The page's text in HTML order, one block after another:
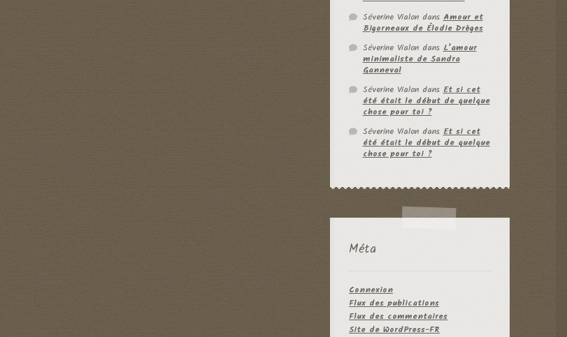
Séverine VialondansAmour et
Bigorneaux de Élodie Drèges
Séverine VialondansL’amour
minimaliste de Sandra
Ganneval
Séverine VialondansEt si cet
été était le début de quelque
chose pour toi ?
Séverine VialondansEt si cet
été était le début de quelque
chose pour toi ?
Méta
Connexion
Flux des publications
Flux des commentaires
Site de WordPress-FR